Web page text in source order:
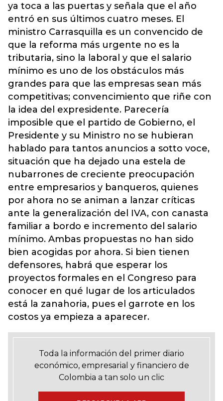
ya toca a las puertas y señala que el año
entró en sus últimos cuatro meses. El
ministro Carrasquilla es un convencido de
que la reforma más urgente no es la
tributaria, sino la laboral y que el salario
mínimo es uno de los obstáculos más
grandes para que las empresas sean más
competitivas; convencimiento que riñe con
la idea del expresidente. Parecería
imposible que el partido de Gobierno, el
Presidente y su Ministro no se hubieran
hablado para tantos anuncios a sotto voce,
situación que ha dejado una estela de
nubarrones de creciente preocupación
entre empresarios y banqueros, quienes
por ahora no se animan a lanzar críticas
ante la generalización del IVA, con canasta
familiar a bordo e incremento del salario
mínimo. Ambas propuestas no han sido
bien acogidas por ahora. Si bien tienen
defensores, habrá que esperar los
proyectos formales en el Congreso para
conocer en qué lugar de los articulados
está la zanahoria, pues el garrote en los
costos ya empieza a aparecer.
Toda la información del primer diario
económico, empresarial y financiero de
Colombia a tan solo un clic